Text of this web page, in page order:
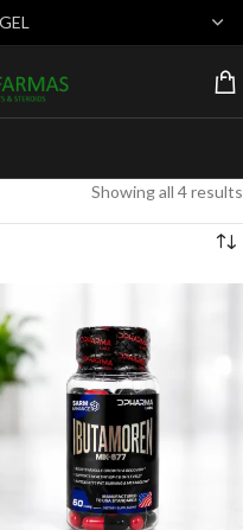
Showing all 4 results